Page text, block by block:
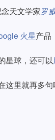
天文学家罗
火星产品
星球，还可以
这里就再多